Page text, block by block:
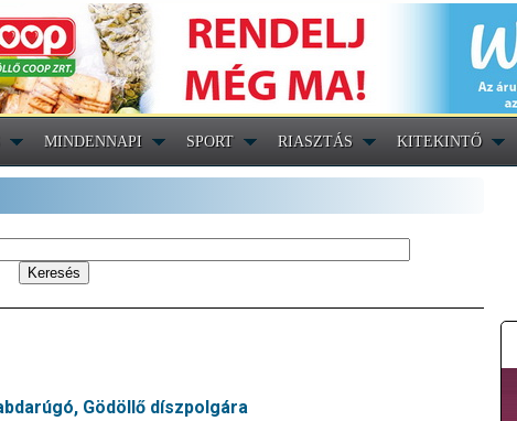
MINDENNAPI SPORT RIASZTÁS KITEKINTŐ
Gödöllő díszpolgára